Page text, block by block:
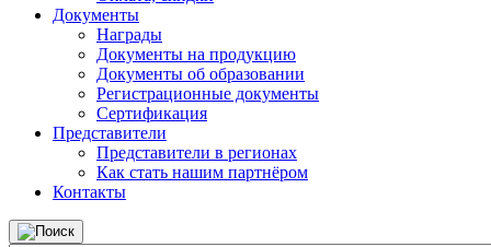
Документы
Награды
Документы на продукцию
Документы об образовании
Регистрационные документы
Сертификация
Представители
Представители в регионах
Как стать нашим партнёром
Контакты